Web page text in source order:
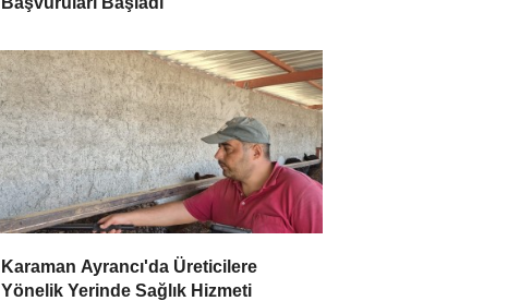
Karaman Ayrancı'da Üreticilere
Yönelik Yerinde Sağlık Hizmeti